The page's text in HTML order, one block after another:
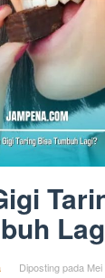
Diposting pada